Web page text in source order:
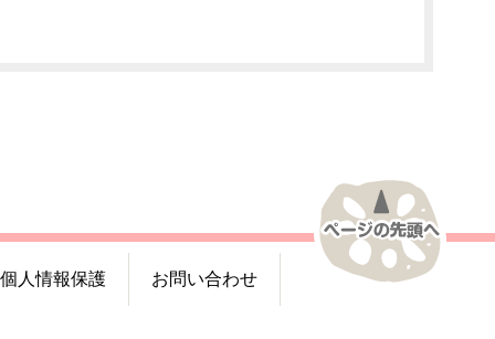
個人情報保護 お問い合わせ